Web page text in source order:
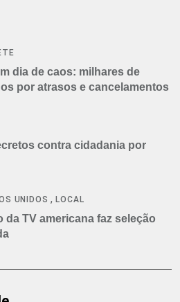
dia de caos: milhares de
por atrasos e cancelamentos
contra cidadania por
UNIDOS ,LOCAL
da TV americana faz seleção